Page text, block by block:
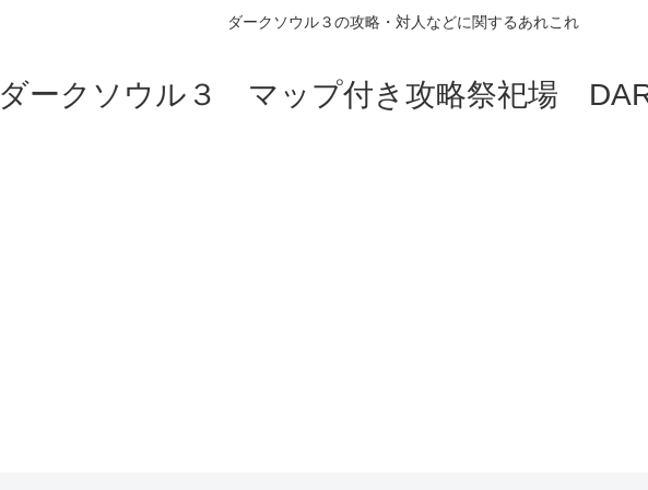
ダークソウル３の攻略・対人などに関するあれこれ
ダークソウル３ マップ付き攻略祭祀場